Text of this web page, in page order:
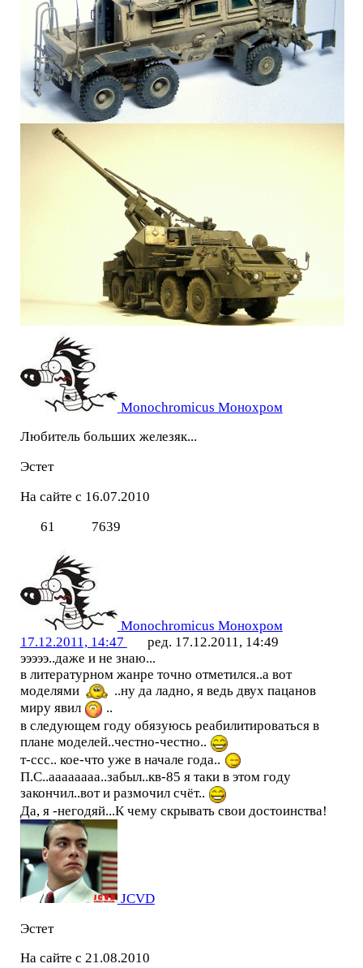
Monochromicus Монохром
Любитель больших железяк...
Эстет
На сайте с 16.07.2010
61
7639
Monochromicus Монохром
17.12.2011, 14:47
ред. 17.12.2011, 14:49
эээээ..даже и не знаю...
в литературном жанре точно отметился..а вот
моделями
..ну да ладно, я ведь двух пацанов
миру явил
..
в следующем году обязуюсь реабилитироваться в
плане моделей..честно-честно..
т-ссс.. кое-что уже в начале года..
П.С..аааааааа..забыл..кв-85 я таки в этом году
закончил..вот и размочил счёт..
Да, я -негодяй...К чему скрывать свои достоинства!
JCVD
Эстет
На сайте с 21.08.2010